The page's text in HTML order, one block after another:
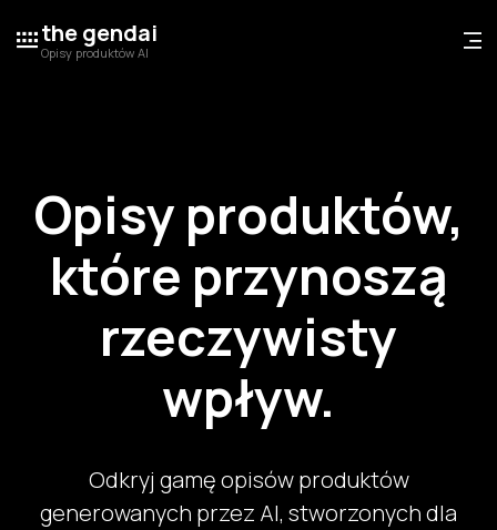
the gendai
Opisy produktów AI
Opisy produktów,
które przynoszą
rzeczywisty
wpływ.
Odkryj gamę opisów produktów
generowanych przez AI, stworzonych dla